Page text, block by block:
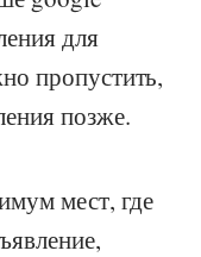
для
пропустить,
позже.
мест, где